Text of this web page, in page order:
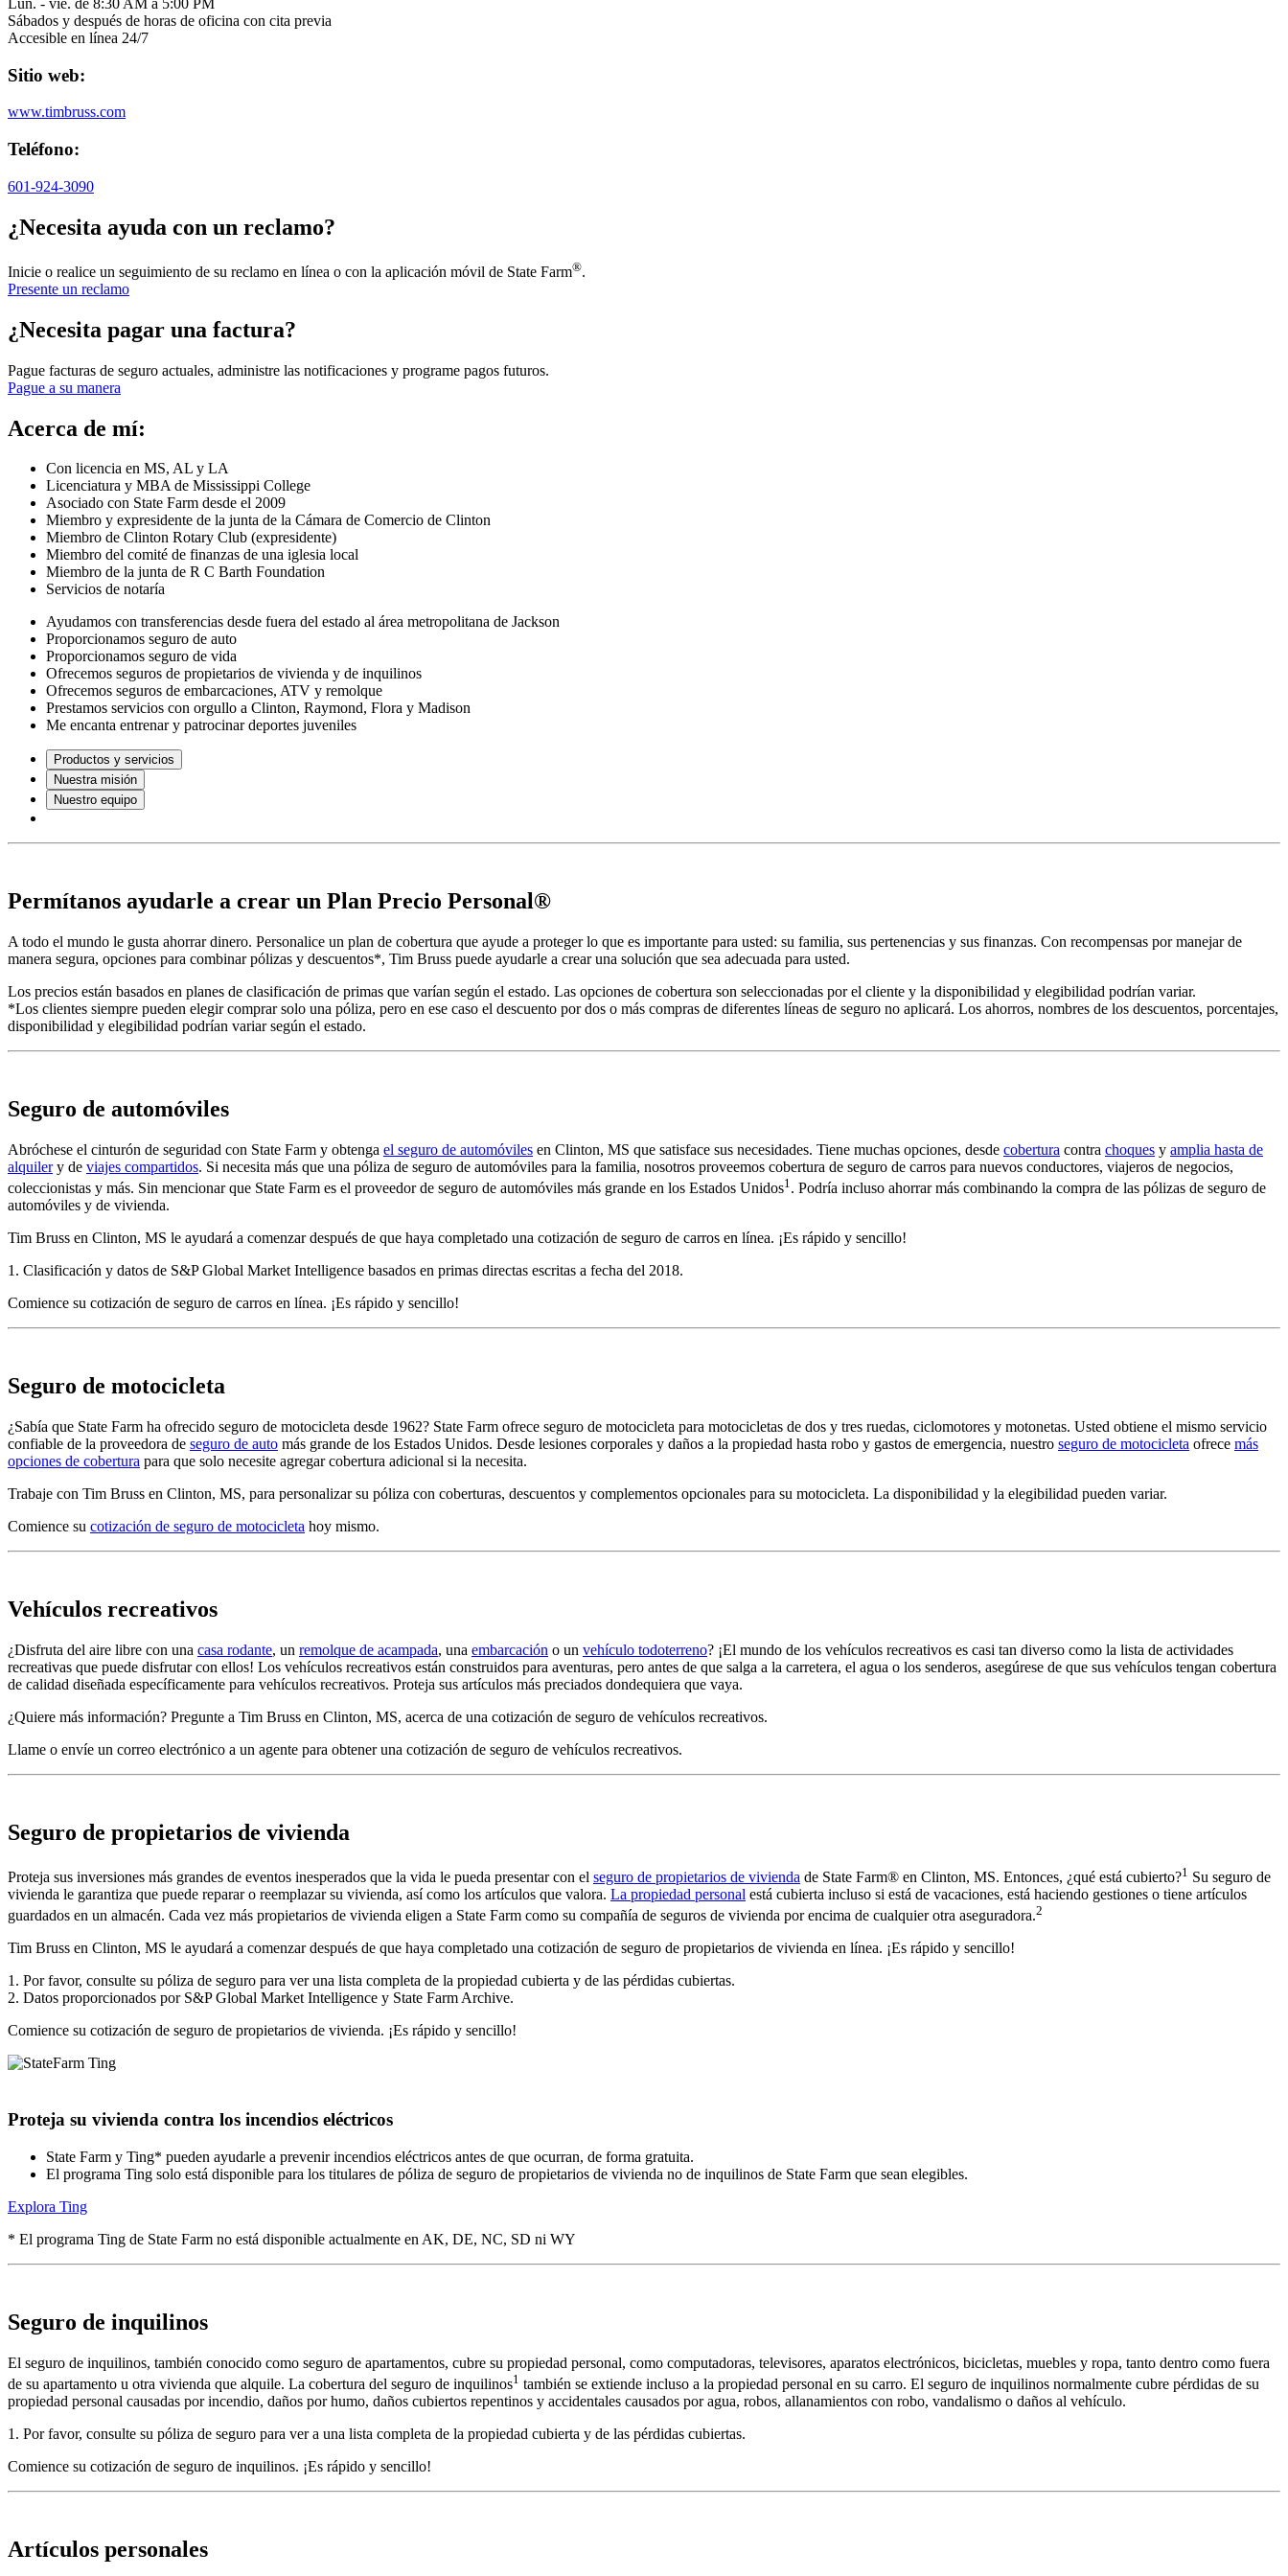
Sábados y después de horas de oficina con cita previa
Accesible en línea 24/7
Sitio web:
www.timbruss.com
Teléfono:
601-924-3090
¿Necesita ayuda con un reclamo?
Inicie o realice un seguimiento de su reclamo en línea o con la aplicación móvil de State Farm®.
Presente un reclamo
¿Necesita pagar una factura?
Pague facturas de seguro actuales, administre las notificaciones y programe pagos futuros.
Pague a su manera
Acerca de mí:
Con licencia en MS, AL y LA
Licenciatura y MBA de Mississippi College
Asociado con State Farm desde el 2009
Miembro y expresidente de la junta de la Cámara de Comercio de Clinton
Miembro de Clinton Rotary Club (expresidente)
Miembro del comité de finanzas de una iglesia local
Miembro de la junta de R C Barth Foundation
Servicios de notaría
Ayudamos con transferencias desde fuera del estado al área metropolitana de Jackson
Proporcionamos seguro de auto
Proporcionamos seguro de vida
Ofrecemos seguros de propietarios de vivienda y de inquilinos
Ofrecemos seguros de embarcaciones, ATV y remolque
Prestamos servicios con orgullo a Clinton, Raymond, Flora y Madison
Me encanta entrenar y patrocinar deportes juveniles
Productos y servicios
Nuestra misión
Nuestro equipo
Permítanos ayudarle a crear un Plan Precio Personal®
A todo el mundo le gusta ahorrar dinero. Personalice un plan de cobertura que ayude a proteger lo que es importante para usted: su familia, sus pertenencias y sus finanzas. Con recompensas por manejar de
manera segura, opciones para combinar pólizas y descuentos*, Tim Bruss puede ayudarle a crear una solución que sea adecuada para usted.
Los precios están basados en planes de clasificación de primas que varían según el estado. Las opciones de cobertura son seleccionadas por el cliente y la disponibilidad y elegibilidad podrían variar.
*Los clientes siempre pueden elegir comprar solo una póliza, pero en ese caso el descuento por dos o más compras de diferentes líneas de seguro no aplicará. Los ahorros, nombres de los descuentos, porcentajes,
disponibilidad y elegibilidad podrían variar según el estado.
Seguro de automóviles
Abróchese el cinturón de seguridad con State Farm y obtenga el seguro de automóviles en Clinton, MS que satisface sus necesidades. Tiene muchas opciones, desde cobertura contra choques y amplia hasta de
alquilery de viajes compartidos. Si necesita más que una póliza de seguro de automóviles para la familia, nosotros proveemos cobertura de seguro de carros para nuevos conductores, viajeros de negocios,
coleccionistas y más. Sin mencionar que State Farm es el proveedor de seguro de automóviles más grande en los Estados Unidos1. Podría incluso ahorrar más combinando la compra de las pólizas de seguro de
automóviles y de vivienda.
Tim Bruss en Clinton, MS le ayudará a comenzar después de que haya completado una cotización de seguro de carros en línea. ¡Es rápido y sencillo!
1. Clasificación y datos de S&P Global Market Intelligence basados en primas directas escritas a fecha del 2018.
Comience su cotización de seguro de carros en línea. ¡Es rápido y sencillo!
Seguro de motocicleta
¿Sabía que State Farm ha ofrecido seguro de motocicleta desde 1962? State Farm ofrece seguro de motocicleta para motocicletas de dos y tres ruedas, ciclomotores y motonetas. Usted obtiene el mismo servicio
confiable de la proveedora de seguro de auto más grande de los Estados Unidos. Desde lesiones corporales y daños a la propiedad hasta robo y gastos de emergencia, nuestro seguro de motocicleta ofrece más
opciones de cobertura para que solo necesite agregar cobertura adicional si la necesita.
Trabaje con Tim Bruss en Clinton, MS, para personalizar su póliza con coberturas, descuentos y complementos opcionales para su motocicleta. La disponibilidad y la elegibilidad pueden variar.
Comience su cotización de seguro de motocicleta hoy mismo.
Vehículos recreativos
¿Disfruta del aire libre con una casa rodante, un remolque de acampada, una embarcación o un vehículo todoterreno? ¡El mundo de los vehículos recreativos es casi tan diverso como la lista de actividades
recreativas que puede disfrutar con ellos! Los vehículos recreativos están construidos para aventuras, pero antes de que salga a la carretera, el agua o los senderos, asegúrese de que sus vehículos tengan cobertura
de calidad diseñada específicamente para vehículos recreativos. Proteja sus artículos más preciados dondequiera que vaya.
¿Quiere más información? Pregunte a Tim Bruss en Clinton, MS, acerca de una cotización de seguro de vehículos recreativos.
Llame o envíe un correo electrónico a un agente para obtener una cotización de seguro de vehículos recreativos.
Seguro de propietarios de vivienda
Proteja sus inversiones más grandes de eventos inesperados que la vida le pueda presentar con el seguro de propietarios de vivienda de State Farm® en Clinton, MS. Entonces, ¿qué está cubierto?1 Su seguro de
vivienda le garantiza que puede reparar o reemplazar su vivienda, así como los artículos que valora. La propiedad personal está cubierta incluso si está de vacaciones, está haciendo gestiones o tiene artículos
guardados en un almacén. Cada vez más propietarios de vivienda eligen a State Farm como su compañía de seguros de vivienda por encima de cualquier otra aseguradora.2
Tim Bruss en Clinton, MS le ayudará a comenzar después de que haya completado una cotización de seguro de propietarios de vivienda en línea. ¡Es rápido y sencillo!
1. Por favor, consulte su póliza de seguro para ver una lista completa de la propiedad cubierta y de las pérdidas cubiertas.
2. Datos proporcionados por S&P Global Market Intelligence y State Farm Archive.
Comience su cotización de seguro de propietarios de vivienda. ¡Es rápido y sencillo!
Proteja su vivienda contra los incendios eléctricos
State Farm y Ting* pueden ayudarle a prevenir incendios eléctricos antes de que ocurran, de forma gratuita.
El programa Ting solo está disponible para los titulares de póliza de seguro de propietarios de vivienda no de inquilinos de State Farm que sean elegibles.
Explora Ting
* El programa Ting de State Farm no está disponible actualmente en AK, DE, NC, SD ni WY
Seguro de inquilinos
El seguro de inquilinos, también conocido como seguro de apartamentos, cubre su propiedad personal, como computadoras, televisores, aparatos electrónicos, bicicletas, muebles y ropa, tanto dentro como fuera
de su apartamento u otra vivienda que alquile. La cobertura del seguro de inquilinos1 también se extiende incluso a la propiedad personal en su carro. El seguro de inquilinos normalmente cubre pérdidas de su
propiedad personal causadas por incendio, daños por humo, daños cubiertos repentinos y accidentales causados por agua, robos, allanamientos con robo, vandalismo o daños al vehículo.
1. Por favor, consulte su póliza de seguro para ver a una lista completa de la propiedad cubierta y de las pérdidas cubiertas.
Comience su cotización de seguro de inquilinos. ¡Es rápido y sencillo!
Artículos personales